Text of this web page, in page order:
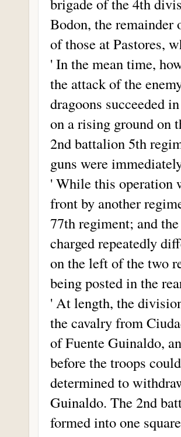
Bodon, the
of those at Pastores,
' In the mean time,
the attack of the
dragoons succeeded
on a rising ground on
2nd battalion 5th
guns were
' While this operation
front by another
77th regiment; and
charged repeatedly
on the left of the two
being posted in the
' At length, the
the cavalry from
of Fuente Guinaldo,
before the troops
determined to
Guinaldo. The 2nd
formed into one